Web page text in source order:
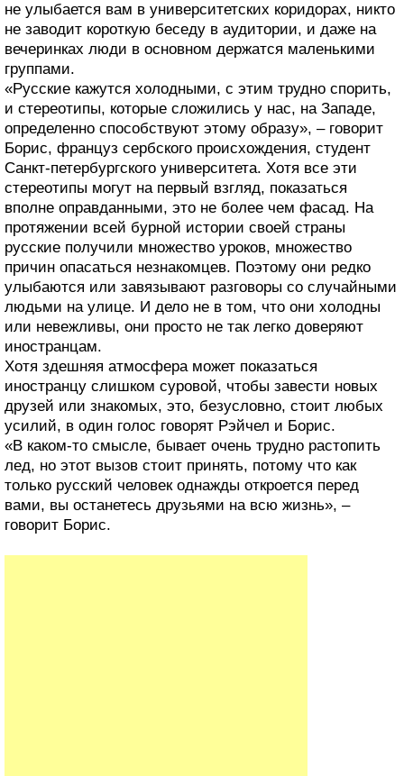
не улыбается вам в университетских коридорах, никто
не заводит короткую беседу в аудитории, и даже на
вечеринках люди в основном держатся маленькими
группами.
«Русские кажутся холодными, с этим трудно спорить,
и стереотипы, которые сложились у нас, на Западе,
определенно способствуют этому образу», – говорит
Борис, француз сербского происхождения, студент
Санкт-петербургского университета. Хотя все эти
стереотипы могут на первый взгляд, показаться
вполне оправданными, это не более чем фасад. На
протяжении всей бурной истории своей страны
русские получили множество уроков, множество
причин опасаться незнакомцев. Поэтому они редко
улыбаются или завязывают разговоры со случайными
людьми на улице. И дело не в том, что они холодны
или невежливы, они просто не так легко доверяют
иностранцам.
Хотя здешняя атмосфера может показаться
иностранцу слишком суровой, чтобы завести новых
друзей или знакомых, это, безусловно, стоит любых
усилий, в один голос говорят Рэйчел и Борис.
«В каком-то смысле, бывает очень трудно растопить
лед, но этот вызов стоит принять, потому что как
только русский человек однажды откроется перед
вами, вы останетесь друзьями на всю жизнь», –
говорит Борис.